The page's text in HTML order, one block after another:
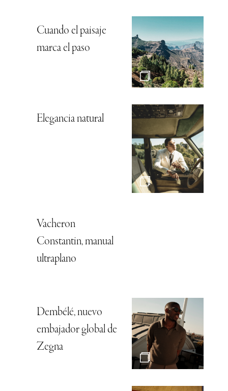
Cuando el paisaje
marca el paso
Elegancia natural
Vacheron
Constantin, manual
ultraplano
Dembélé, nuevo
embajador global de
Zegna